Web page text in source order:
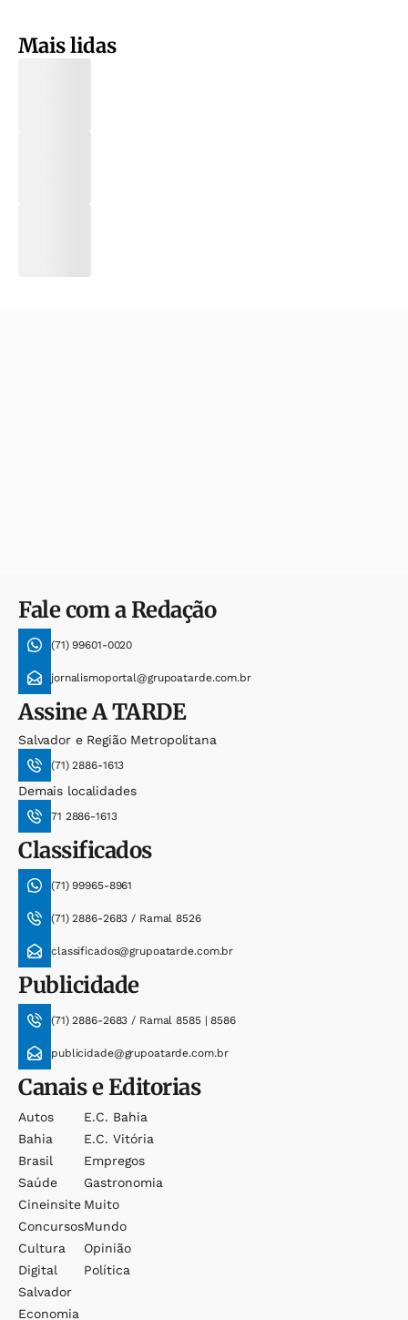
Mais lidas
Fale com a Redação
(71) 99601-0020
jornalismoportal@grupoatarde.com.br
AssineA TARDE
Salvador e Região Metropolitana
(71) 2886-1613
Demais localidades
71 2886-1613
Classificados
(71) 99965-8961
(71) 2886-2683 / Ramal 8526
classificados@grupoatarde.com.br
Publicidade
(71) 2886-2683 / Ramal 8585 | 8586
publicidade@grupoatarde.com.br
Canais e Editorias
Autos
Bahia
Brasil
Saúde
Cineinsite
Concursos
Cultura
Digital
Salvador
Economia
E.c. Bahia
E.c. Vitória
Empregos
Gastronomia
Muito
Mundo
Opinião
Política